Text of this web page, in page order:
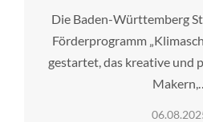
Die Baden-Württemberg
Förderprogramm
gestartet, das kreative und